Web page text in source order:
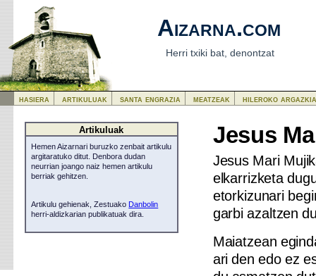
Aizarna.com
Herri txiki bat, denontzat
Jesus
Jesus Mari
elkarrizketa
etorkizunari
garbi azaltzen
Maiatzean
ari den edo ez
Artikuluak
Hemen Aizarnari buruzko zenbait artikulu
argitaratuko ditut. Denbora dudan
neurrian joango naiz hemen artikulu
berriak gehitzen.
Artikulu gehienak, Zestuako Danbolin
herri-aldizkarian publikatuak dira.
hasiera artikuluak santa engrazia meatzeak hileroko